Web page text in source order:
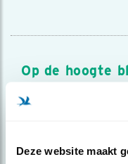
Deze website maakt
Op de hoogte
Meld je aan en
over vogels en